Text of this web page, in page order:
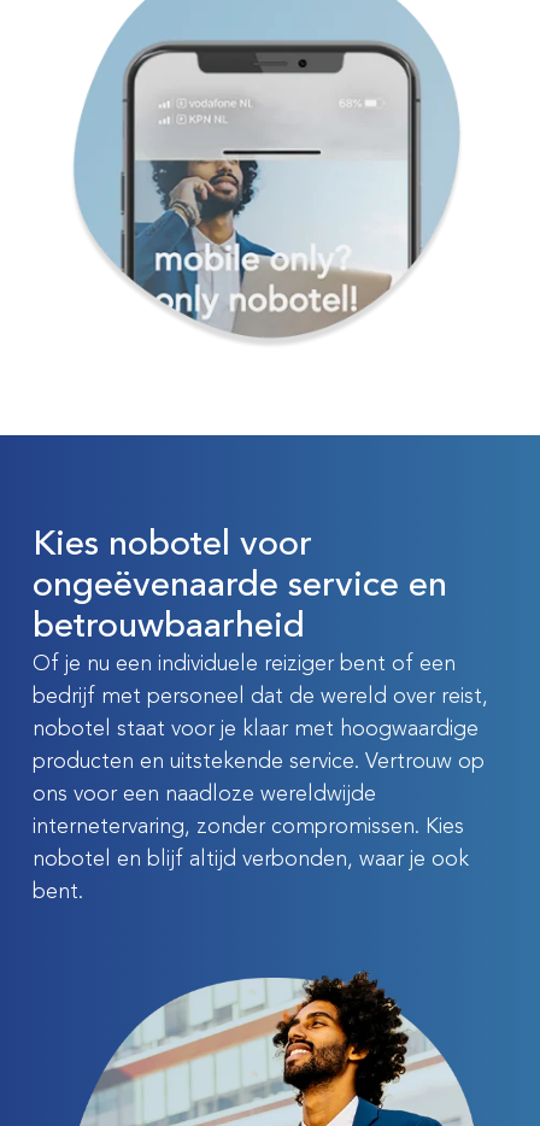
Kies nobotel voor
ongeëvenaarde service en
betrouwbaarheid
Of je nu een individuele reiziger bent of een
bedrijf met personeel dat de wereld over reist,
nobotel staat voor je klaar met hoogwaardige
producten en uitstekende service. Vertrouw op
ons voor een naadloze wereldwijde
internetervaring, zonder compromissen. Kies
nobotel en blijf altijd verbonden, waar je ook
bent.